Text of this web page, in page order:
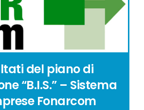
del piano di
“B.I.S.” – Sistema
Fonarcom